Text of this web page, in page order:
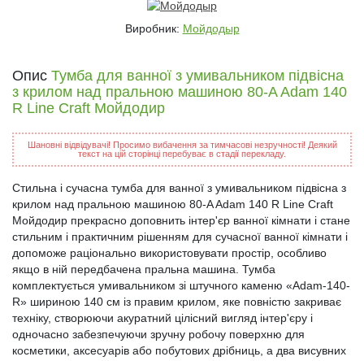
Виробник: Мойдодыр
Опис Тумба для ванної з умивальником підвісна
з крилом над пральною машиною 80-A Adam 140
R Line Craft Мойдодир
Шановні відвідувачі! Просимо вибачення за тимчасові незручності! Деякий
текст на цій сторінці перебуває в стадії перекладу.
Стильна і сучасна тумба для ванної з умивальником підвісна з
крилом над пральною машиною 80-A Adam 140 R Line Craft
Мойдодир прекрасно доповнить інтер'єр ванної кімнати і стане
стильним і практичним рішенням для сучасної ванної кімнати і
допоможе раціонально використовувати простір, особливо
якщо в ній передбачена пральна машина. Тумба
комплектується умивальником зі штучного каменю «Adam-140-
R» шириною 140 см із правим крилом, яке повністю закриває
техніку, створюючи акуратний цілісний вигляд інтер'єру і
одночасно забезпечуючи зручну робочу поверхню для
косметики, аксесуарів або побутових дрібниць, а два висувних